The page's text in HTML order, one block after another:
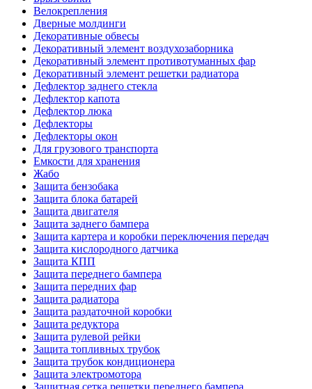
Велокрепления
Дверные молдинги
Декоративные обвесы
Декоративный элемент воздухозаборника
Декоративный элемент противотуманных фар
Декоративный элемент решетки радиатора
Дефлектор заднего стекла
Дефлектор капота
Дефлектор люка
Дефлекторы
Дефлекторы окон
Для грузового транспорта
Емкости для хранения
Жабо
Защита бензобака
Защита блока батарей
Защита двигателя
Защита заднего бампера
Защита картера и коробки переключения передач
Защита кислородного датчика
Защита КПП
Защита переднего бампера
Защита передних фар
Защита радиатора
Защита раздаточной коробки
Защита редуктора
Защита рулевой рейки
Защита топливных трубок
Защита трубок кондиционера
Защита электромотора
Защитная сетка решетки переднего бампера